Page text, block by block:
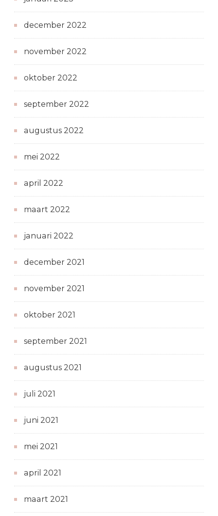
december 2022
november 2022
oktober 2022
september 2022
augustus 2022
mei 2022
april 2022
maart 2022
januari 2022
december 2021
november 2021
oktober 2021
september 2021
augustus 2021
juli 2021
juni 2021
mei 2021
april 2021
maart 2021